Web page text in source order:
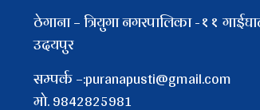
ठेगाना – त्रियुगा नगरपालिका -११
उदयपुर
सम्पर्क –:puranapusti@gmail.com
माे. 9842825981